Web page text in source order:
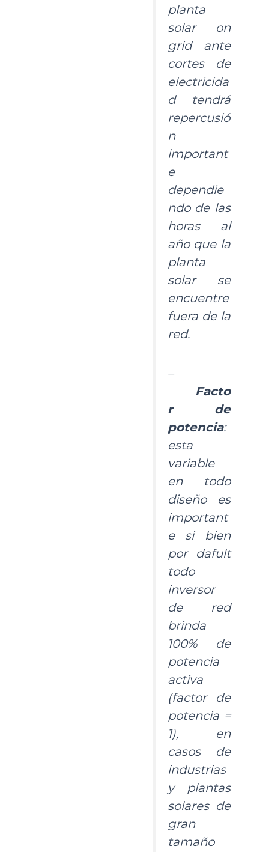
planta
solar
on
grid ante
cortes de
electricida
d tendrá
repercusió
n
important
e
dependie
ndo de las
horas al
año que la
planta
solar se
encuentre
fuera de la
red.
–
Facto
r de
potencia:
esta
variable
en todo
diseño es
important
e si bien
por dafult
todo
inversor
de red
brinda
100% de
potencia
activa
(factor de
potencia =
1), en
casos de
industrias
y plantas
solares de
gran
tamaño